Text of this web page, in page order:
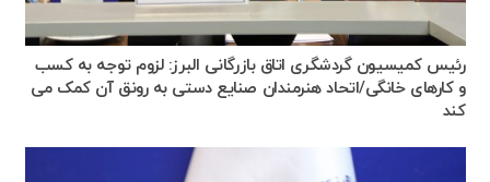
رئیس کمیسیون گردشگری اتاق بازرگانی البرز: لزوم توجه به کسب
و کارهای خانگی/اتحاد هنرمندان صنایع دستی به رونق آن کمک می
کند